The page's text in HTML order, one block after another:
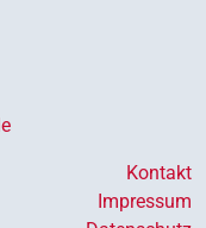
Kontakt
Impressum